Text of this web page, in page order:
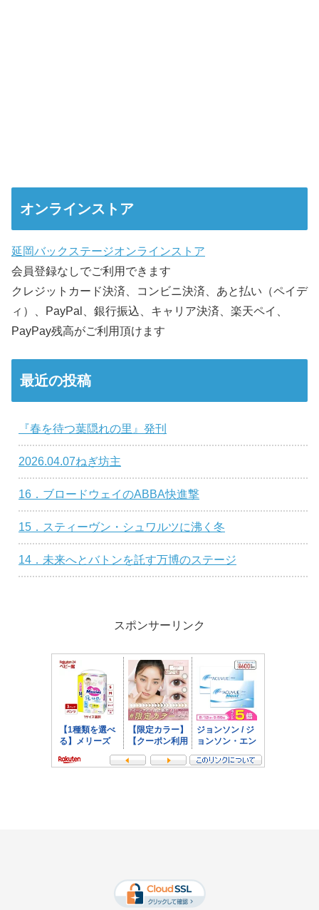
オンラインストア
延岡バックステージオンラインストア
会員登録なしでご利用できます
クレジットカード決済、コンビニ決済、あと払い（ペイデ
ィ）、PayPal、銀行振込、キャリア決済、楽天ペイ、
PayPay残高がご利用頂けます
最近の投稿
『春を待つ葉隠れの里』発刊
2026.04.07ねぎ坊主
16．ブロードウェイのABBA快進撃
15．スティーヴン・シュワルツに沸く冬
14．未来へとバトンを託す万博のステージ
スポンサーリンク